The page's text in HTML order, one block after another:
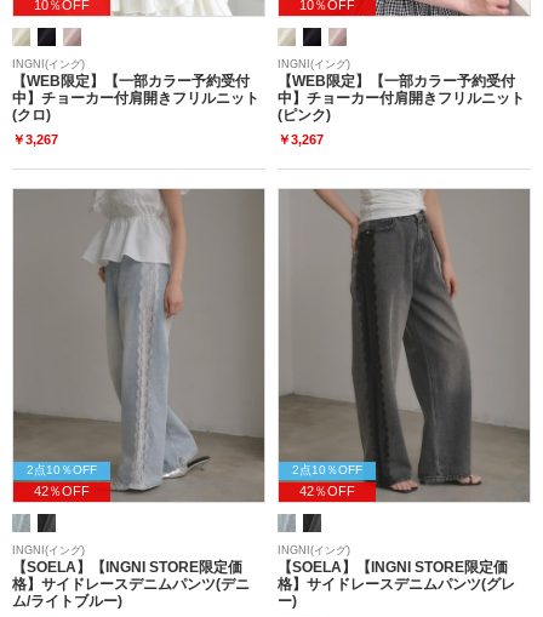
10％OFF
INGNI(イング)
【WEB限定】【一部カラー予約受付
中】チョーカー付肩開きフリルニット
(クロ)
￥3,267
10％OFF
INGNI(イング)
【WEB限定】【一部カラー予約受付
中】チョーカー付肩開きフリルニット
(ピンク)
￥3,267
2点10％OFF
42％OFF
INGNI(イング)
【SOELA】【INGNI STORE限定価
格】サイドレースデニムパンツ(デニ
ム/ライトブルー)
2点10％OFF
42％OFF
INGNI(イング)
【SOELA】【INGNI STORE限定価
格】サイドレースデニムパンツ(グレ
ー)